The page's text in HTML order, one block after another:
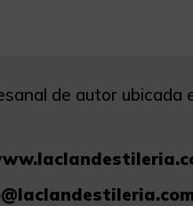
de autor ubicada